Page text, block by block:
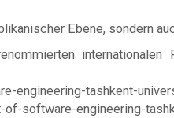
Ebene, sondern
internationalen
engineering-tashkent-
software-engineering-